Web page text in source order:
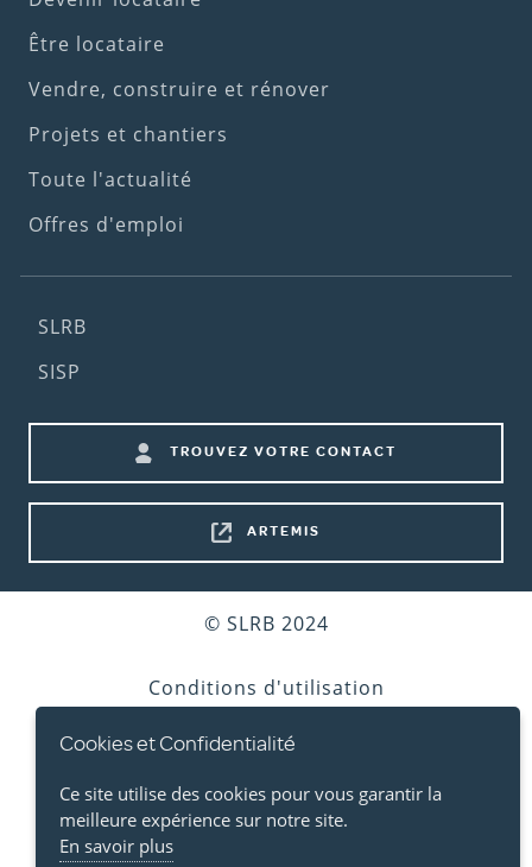
(1st
menu)
Être locataire
Vendre, construire et rénover
Projets et chantiers
Toute l'actualité
Offres d'emploi
Footer
(2nd
SLRB
SISP
Footer
shortcuts
TROUVEZ VOTRE CONTACT
ARTEMIS
© SLRB 2024
Conditions d'utilisation
Vie privée
Cookies
Cookies et Confidentialité
Ce site utilise des cookies pour vous garantir la
meilleure expérience sur notre site.
En savoir plus